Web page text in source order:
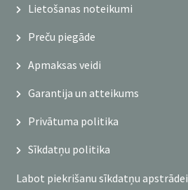
Lietošanas noteikumi
Preču piegāde
Apmaksas veidi
Garantija un atteikums
Privātuma politika
Sīkdatņu politika
Labot piekrišanu sīkdatņu apstrādei